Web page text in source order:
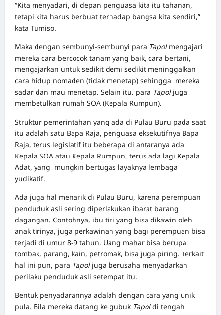
“Kita menyadari, di depan penguasa kita itu tahanan,
tetapi kita harus berbuat terhadap bangsa kita sendiri,”
kata Tumiso.
Maka dengan sembunyi-sembunyi para Tapolmengajari
mereka cara bercocok tanam yang baik, cara bertani,
mengajarkan untuk sedikit demi sedikit meninggalkan
cara hidup nomaden (tidak menetap) sehingga mereka
sadar dan mau menetap. Selain itu, para Tapoljuga
membetulkan rumah SOA (Kepala Rumpun).
Struktur pemerintahan yang ada di Pulau Buru pada saat
itu adalah satu Bapa Raja, penguasa eksekutifnya Bapa
Raja, terus legislatif itu beberapa di antaranya ada
Kepala SOA atau Kepala Rumpun, terus ada lagi Kepala
Adat, yang mungkin bertugas layaknya lembaga
yudikatif.
Ada juga hal menarik di Pulau Buru, karena perempuan
penduduk asli sering diperlakukan ibarat barang
dagangan. Contohnya, ibu tiri yang bisa dikawin oleh
anak tirinya, juga perkawinan yang bagi perempuan bisa
terjadi di umur 8-9 tahun. Uang mahar bisa berupa
tombak, parang, kain, petromak, bisa juga piring. Terkait
hal ini pun, para Tapoljuga berusaha menyadarkan
perilaku penduduk asli setempat itu.
Bentuk penyadarannya adalah dengan cara yang unik
pula. Bila mereka datang ke gubuk Tapoldi tengah